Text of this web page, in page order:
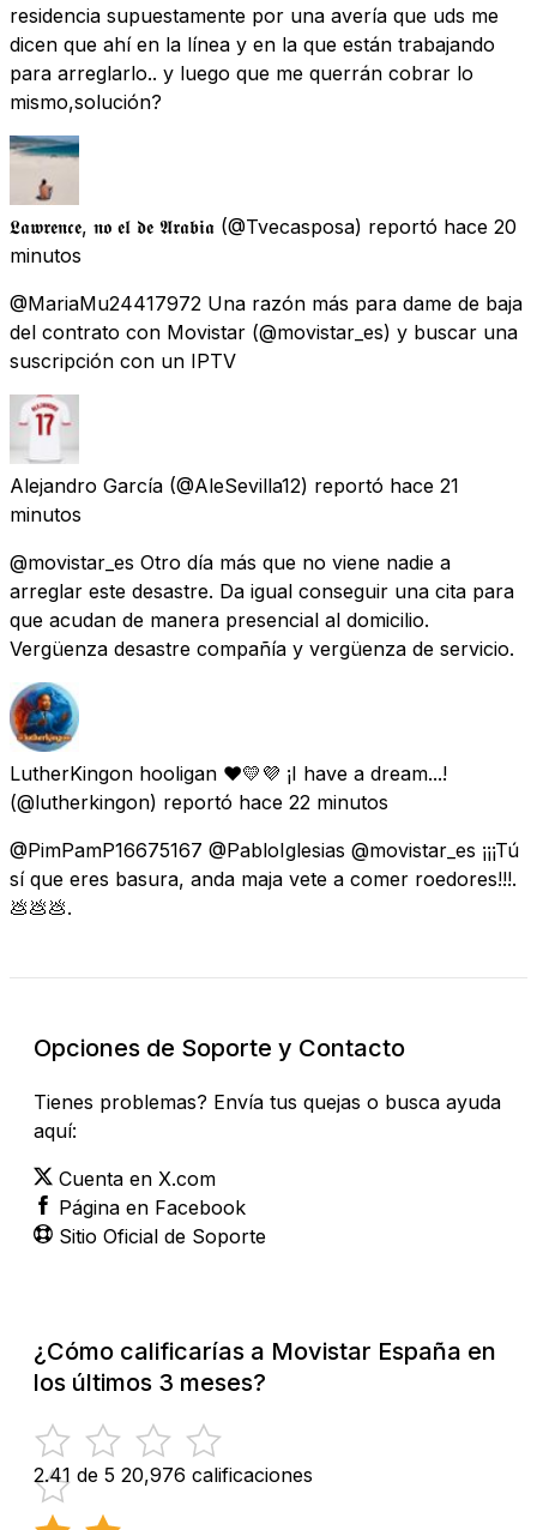
residencia supuestamente por una avería que uds me
dicen que ahí en la línea y en la que están trabajando
para arreglarlo.. y luego que me querrán cobrar lo
mismo,solución?
𝕷𝖆𝖜𝖗𝖊𝖓𝖈𝖊, 𝖓𝖔 𝖊𝖑 𝖉𝖊 𝕬𝖗𝖆𝖇𝖎𝖆 (@Tvecasposa) reportó hace 20
minutos
@MariaMu24417972 Una razón más para dame de baja
del contrato con Movistar (@movistar_es) y buscar una
suscripción con un IPTV
Alejandro García (@AleSevilla12) reportó hace 21
minutos
@movistar_es Otro día más que no viene nadie a
arreglar este desastre. Da igual conseguir una cita para
que acudan de manera presencial al domicilio.
Vergüenza desastre compañía y vergüenza de servicio.
LutherKingon hooligan ❤️💛💜 ¡I have a dream...!
(@lutherkingon) reportó hace 22 minutos
@PimPamP16675167 @PabloIglesias @movistar_es ¡¡¡Tú
sí que eres basura, anda maja vete a comer roedores!!!.
💩💩💩.
Opciones de Soporte y Contacto
Tienes problemas? Envía tus quejas o busca ayuda
aquí:
Cuenta en X.com
Página en Facebook
Sitio Oficial de Soporte
¿Cómo calificarías a Movistar España en
los últimos 3 meses?
2.41 de 5 20,976 calificaciones